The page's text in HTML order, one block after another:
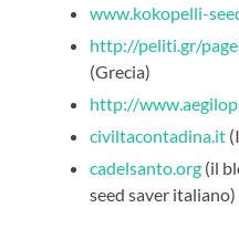
www.kokopelli-
http://peliti.gr/
(Grecia)
http://
civiltacontadina.it
cadelsanto.org (il
seed saver italiano)